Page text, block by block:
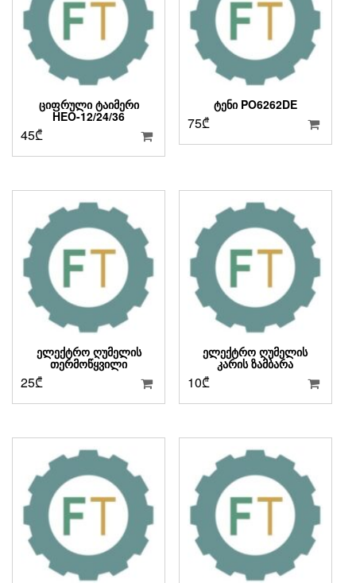
ᲪᲘᲤᲠᲣᲚᲘ ᲢᲐᲘᲛᲔᲠᲘ
HEO-12/24/36
45₾
ᲢᲔᲜᲘ PO6262DE
75₾
ᲔᲚᲔᲥᲢᲠᲝ ᲦᲣᲛᲔᲚᲘᲡ
ᲗᲔᲠᲛᲝᲬᲧᲕᲘᲚᲘ
25₾
ᲔᲚᲔᲥᲢᲠᲝ ᲦᲣᲛᲔᲚᲘᲡ
ᲙᲐᲠᲘᲡ ᲖᲐᲛᲑᲐᲠᲐ
10₾